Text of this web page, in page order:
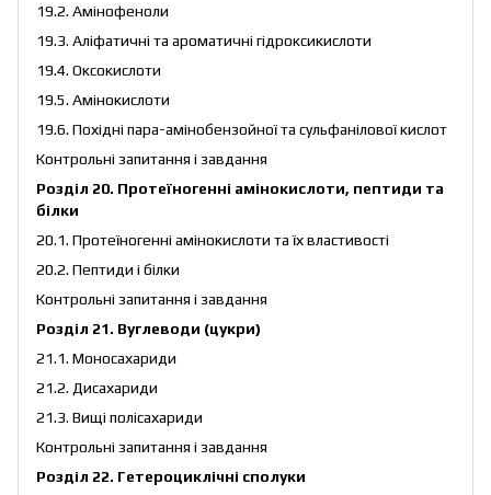
19.2. Амінофеноли
19.3. Аліфатичні та ароматичні гідроксикислоти
19.4. Оксокислоти
19.5. Амінокислоти
19.6. Похідні пара-амінобензойної та сульфанілової кислот
Контрольні запитання і завдання
Розділ 20. Протеїногенні амінокислоти, пептиди та
білки
20.1. Протеїногенні амінокислоти та їх властивості
20.2. Пептиди і білки
Контрольні запитання і завдання
Розділ 21. Вуглеводи (цукри)
21.1. Моносахариди
21.2. Дисахариди
21.3. Вищі полісахариди
Контрольні запитання і завдання
Розділ 22. Гетероциклічні сполуки